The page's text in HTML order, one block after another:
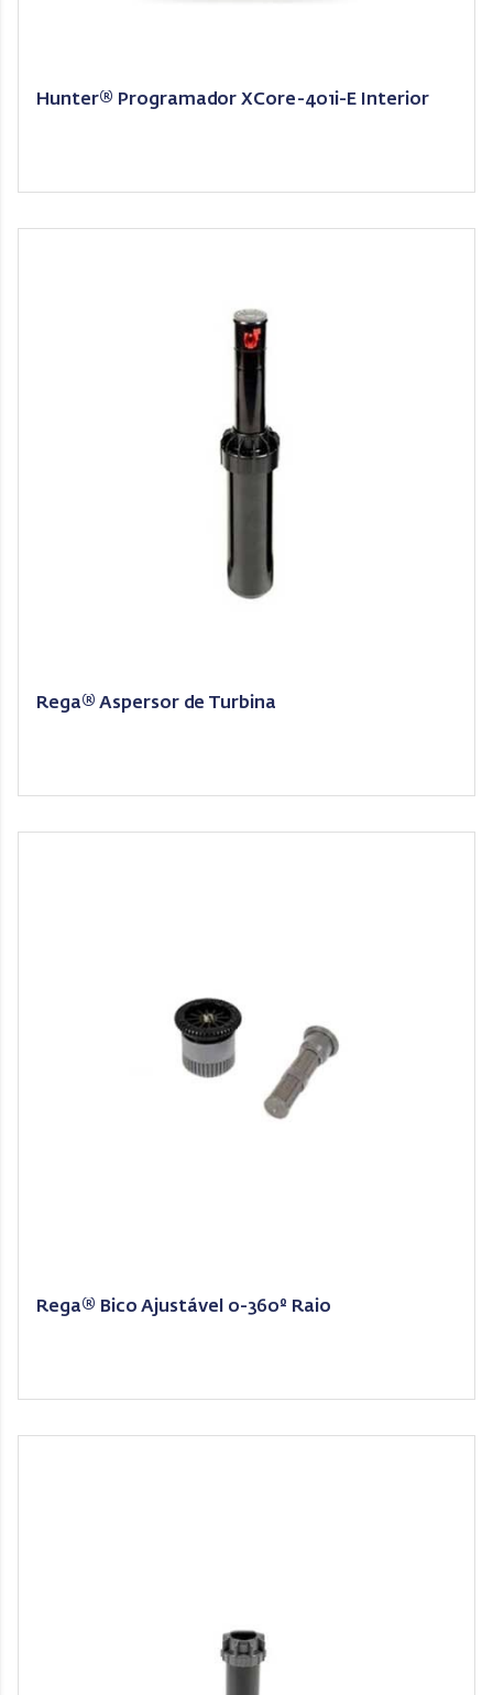
Hunter® Programador XCore-401i-E Interior
Rega® Aspersor de Turbina
Rega® Bico Ajustável 0-360º Raio